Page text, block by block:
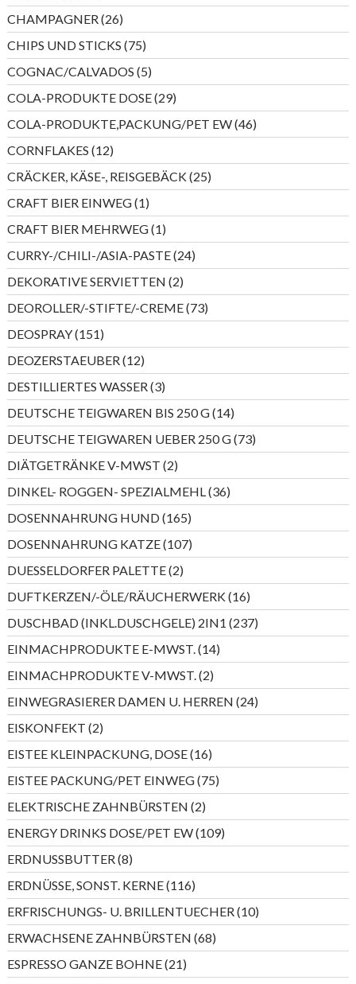
Produkte
CHAMPAGNER 2626
Produkte
CHIPS UND STICKS 7575
Produkte
COGNAC/CALVADOS 55
Produkte
COLA-PRODUKTE DOSE 2929
Produkte
COLA-PRODUKTE,PACKUNG/PET EW 4646
Produkte
CORNFLAKES 1212
Produkte
CRÄCKER, KÄSE-, REISGEBÄCK 2525
Produkte
CRAFT BIER EINWEG 11
Produkt
CRAFT BIER MEHRWEG 11
Produkt
CURRY-/CHILI-/ASIA-PASTE 2424
Produkte
DEKORATIVE SERVIETTEN 22
Produkte
DEOROLLER/-STIFTE/-CREME 7373
Produkte
DEOSPRAY 151151
Produkte
DEOZERSTAEUBER 1212
Produkte
DESTILLIERTES WASSER 33
Produkte
DEUTSCHE TEIGWAREN BIS 250 G 1414
Produkte
DEUTSCHE TEIGWAREN UEBER 250 G 7373
Produkte
DIÄTGETRÄNKE V-MWST 22
Produkte
DINKEL- ROGGEN- SPEZIALMEHL 3636
Produkte
DOSENNAHRUNG HUND 165165
Produkte
DOSENNAHRUNG KATZE 107107
Produkte
DUESSELDORFER PALETTE 22
Produkte
DUFTKERZEN/-ÖLE/RÄUCHERWERK 1616
Produkte
DUSCHBAD (INKL.DUSCHGELE) 2IN1 237237
Produkte
EINMACHPRODUKTE E-MWST. 1414
Produkte
EINMACHPRODUKTE V-MWST. 22
Produkte
EINWEGRASIERER DAMEN U. HERREN 2424
Produkte
EISKONFEKT 22
Produkte
EISTEE KLEINPACKUNG, DOSE 1616
Produkte
EISTEE PACKUNG/PET EINWEG 7575
Produkte
ELEKTRISCHE ZAHNBÜRSTEN 22
Produkte
ENERGY DRINKS DOSE/PET EW 109109
Produkte
ERDNUSSBUTTER 88
Produkte
ERDNÜSSE, SONST. KERNE 116116
Produkte
ERFRISCHUNGS- U. BRILLENTUECHER 1010
Produkte
ERWACHSENE ZAHNBÜRSTEN 6868
Produkte
ESPRESSO GANZE BOHNE 2121
Produkte